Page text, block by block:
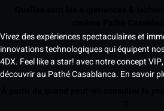
Vivez des expériences spectaculaires et
innovations technologiques qui équipent
4DX. Feel like a star! avec notre concept
découvrir au Pathé Casablanca. En savoir